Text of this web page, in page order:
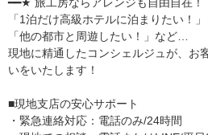
「1泊だけ高級ホテルに泊まりたい！」
「他の都市と周遊したい！」など…
現地に精通したコンシェルジュが、お
いをいたします！
■現地支店の安心サポート
・緊急連絡対応：電話のみ/24時間